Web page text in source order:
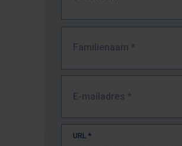
Familienaam *
E-mailadres *
URL *